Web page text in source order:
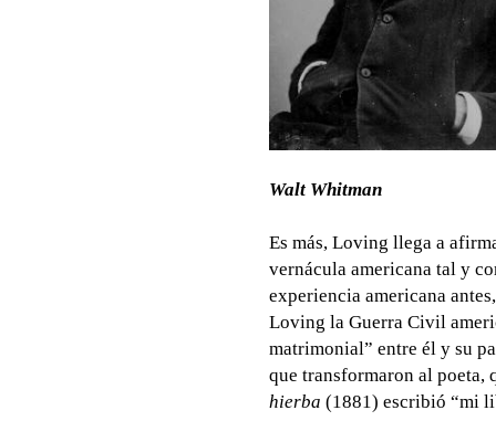
Walt Whitman
Es más, Loving llega a
vernácula americana tal y
experiencia americana
Loving la Guerra Civil
matrimonial” entre él y su
que transformaron al
hierba (1881) escribió “mi